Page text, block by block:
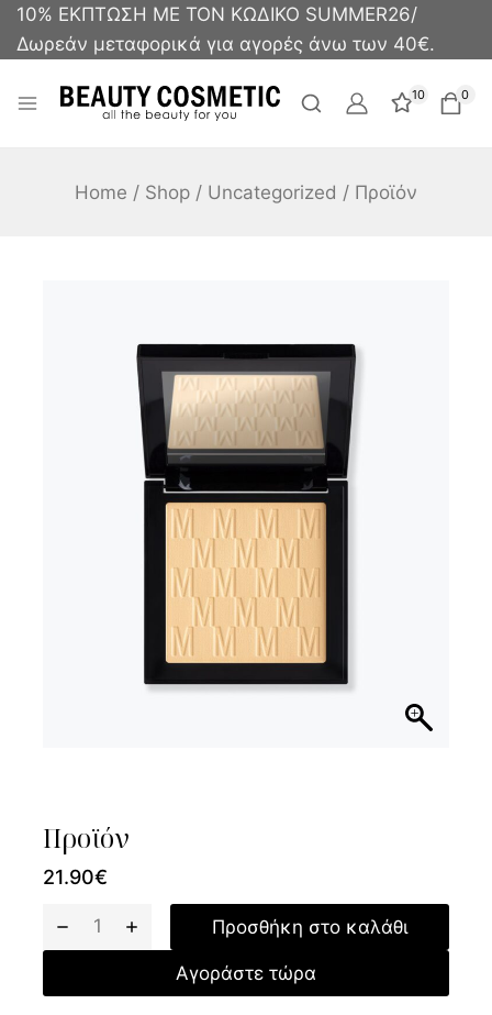
10% ΕΚΠΤΩΣΗ ΜΕ ΤΟΝ ΚΩΔΙΚΟ SUMMER26/
Δωρεάν μεταφορικά για αγορές άνω των 40€.
10 0
Home / Shop / Uncategorized / Προϊόν
Προϊόν
21.90€
Προσθήκη στο καλάθι
Αγοράστε τώρα